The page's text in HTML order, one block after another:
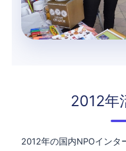
2012年
2012年の国内NPOインタ